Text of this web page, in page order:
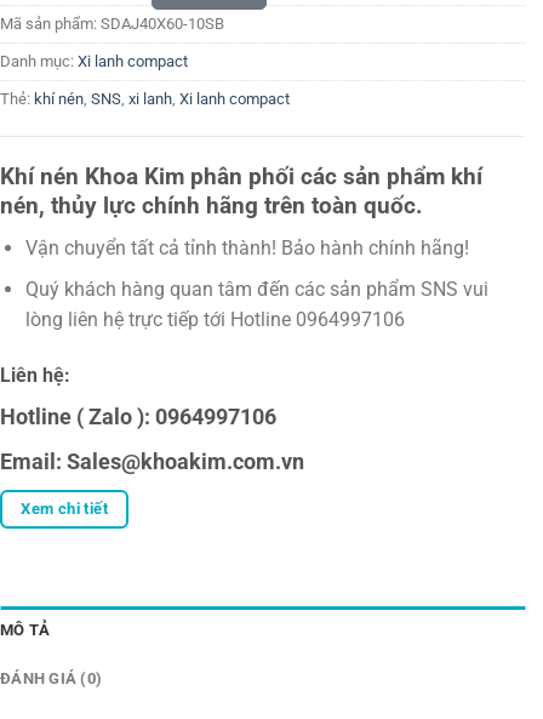
Mã sản phẩm: SDAJ40X60-10SB
Danh mục: Xi lanh compact
Thẻ: khí nén, SNS, xi lanh, Xi lanh compact
Khí nén Khoa Kim phân phối các sản phẩm khí
nén, thủy lực chính hãng trên toàn quốc.
Vận chuyển tất cả tỉnh thành! Bảo hành chính hãng!
Quý khách hàng quan tâm đến các sản phẩm SNS vui
lòng liên hệ trực tiếp tới Hotline 0964997106
Liên hệ:
Hotline ( Zalo ): 0964997106
Email: Sales@khoakim.com.vn
Xem chi tiết
MÔ TẢ
ĐÁNH GIÁ (0)